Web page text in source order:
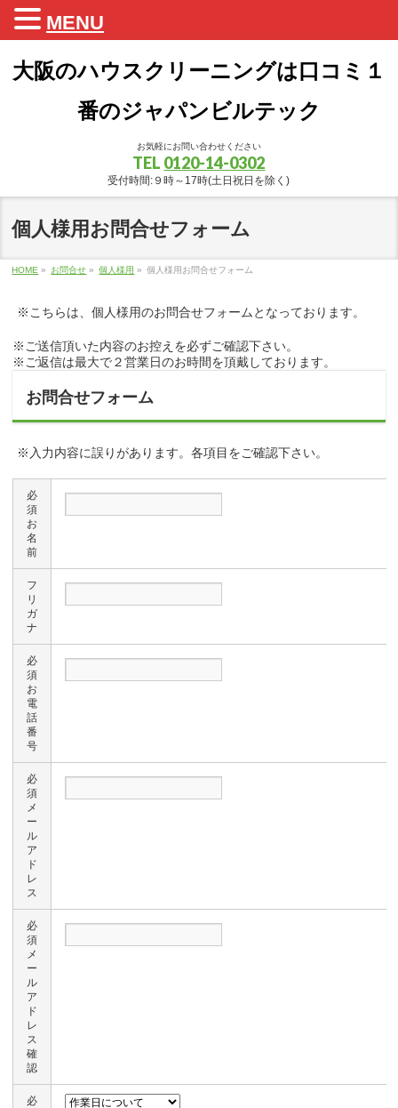
大阪のハウスクリーニングは口コミ１
番のジャパンビルテック
お気軽にお問い合わせください
TEL 0120-14-0302
受付時間:９時～17時(土日祝日を除く)
個人様用お問合せフォーム
HOME » お問合せ » 個人様用 » 個人様用お問合せフォーム
※こちらは、個人様用のお問合せフォームとなっております。
※ご送信頂いた内容のお控えを必ずご確認下さい。
※ご返信は最大で２営業日のお時間を頂戴しております。
お問合せフォーム
※入力内容に誤りがあります。各項目をご確認下さい。
必
須
お
名
前
フ
リ
ガ
ナ
必
須
お
電
話
番
号
必
須
メ
ー
ル
ア
ド
レ
ス
必
須
メ
ー
ル
ア
ド
レ
ス
確
認
必
MENU